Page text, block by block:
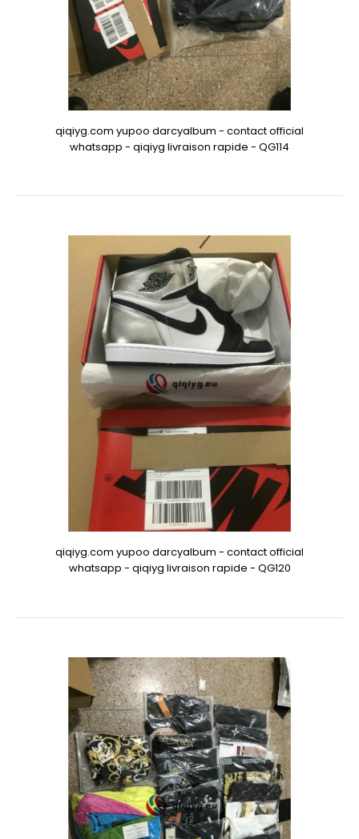
qiqiyg.com yupoo darcyalbum - contact official
whatsapp - qiqiyg livraison rapide - QG114
qiqiyg.com yupoo darcyalbum - contact official
whatsapp - qiqiyg livraison rapide - QG120